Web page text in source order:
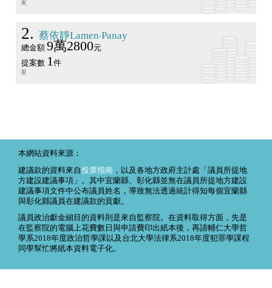
2 蔡依靜Lamen‧Panay
總金額 9萬2800元
提案數 1件
本網站資料來源：
建議款的資料來自投票指南 ，以及各地方政府主計處「議員所提地
方建設建議事項」。其中宜蘭縣、彰化縣並無在議員所提地方建設
建議事項文件中公布議員姓名，導致無法透過統計得知每個宜蘭縣
與彰化縣議員在建議款的貢獻。
議員政治獻金細目的資料則是來自監察院。在資料取得方面，先是
在監察院的電腦上花費數日與申請費印出紙本後，再請輔仁大學哲
學系2018年度政治哲學課以及台北大學法律系2018年度犯罪學課程
同學幫忙將紙本資料電子化。